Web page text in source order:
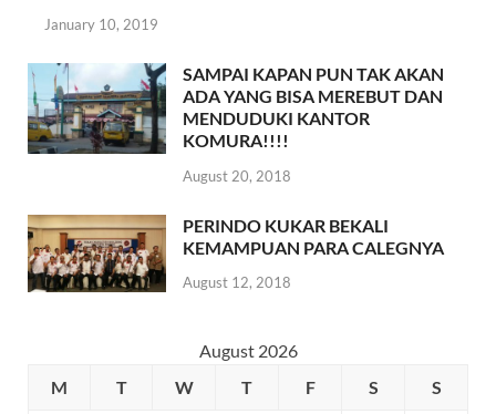
January 10, 2019
SAMPAI KAPAN PUN TAK AKAN
ADA YANG BISA MEREBUT DAN
MENDUDUKI KANTOR
KOMURA!!!!
August 20, 2018
PERINDO KUKAR BEKALI
KEMAMPUAN PARA CALEGNYA
August 12, 2018
August 2026
M
T W T F S S